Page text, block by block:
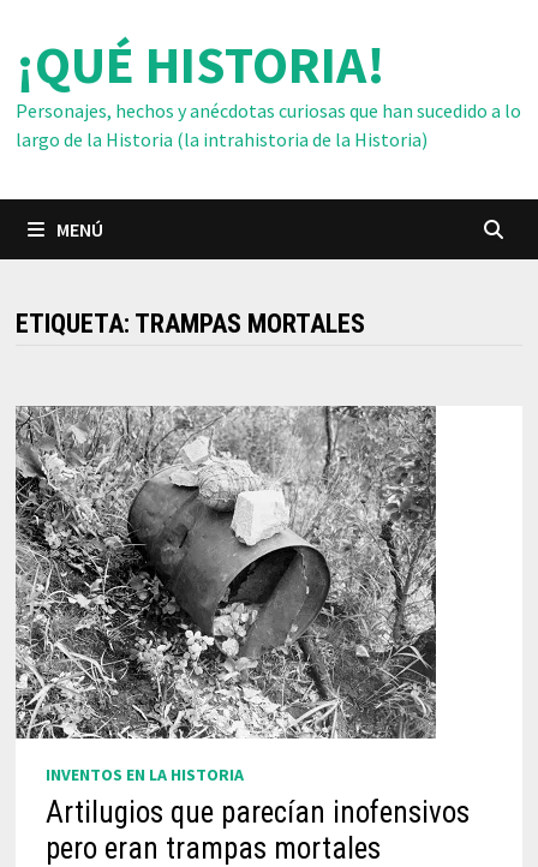
contenido
¡QUÉ HISTORIA!
Personajes, hechos y anécdotas curiosas que han sucedido a lo
largo de la Historia (la intrahistoria de la Historia)
MENÚ
ETIQUETA: TRAMPAS MORTALES
INVENTOS EN LA HISTORIA
Artilugios que parecían inofensivos
pero eran trampas mortales